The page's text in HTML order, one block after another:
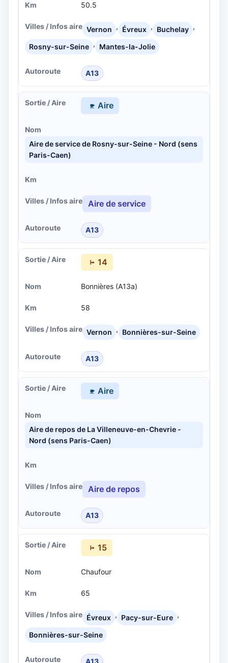
50.5
Vernon , Évreux , Buchelay ,
Rosny-sur-Seine , Mantes-la-Jolie
A13
Aire
Aire de service de Rosny-sur-Seine - Nord (sens
Paris-Caen)
Aire de service
A13
14
Bonnières (A13a)
58
Vernon , Bonnières-sur-Seine
A13
Aire
Aire de repos de La Villeneuve-en-Chevrie -
Nord (sens Paris-Caen)
Aire de repos
A13
15
Chaufour
65
Évreux , Pacy-sur-Eure ,
Bonnières-sur-Seine
A13